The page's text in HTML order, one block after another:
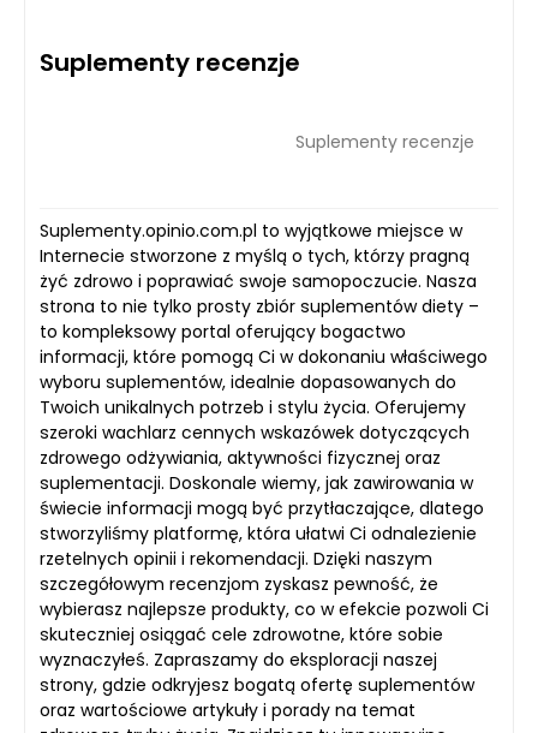
Suplementy recenzje
Suplementy recenzje
Suplementy.opinio.com.pl to wyjątkowe miejsce w
Internecie stworzone z myślą o tych, którzy pragną
żyć zdrowo i poprawiać swoje samopoczucie. Nasza
strona to nie tylko prosty zbiór suplementów diety –
to kompleksowy portal oferujący bogactwo
informacji, które pomogą Ci w dokonaniu właściwego
wyboru suplementów, idealnie dopasowanych do
Twoich unikalnych potrzeb i stylu życia. Oferujemy
szeroki wachlarz cennych wskazówek dotyczących
zdrowego odżywiania, aktywności fizycznej oraz
suplementacji. Doskonale wiemy, jak zawirowania w
świecie informacji mogą być przytłaczające, dlatego
stworzyliśmy platformę, która ułatwi Ci odnalezienie
rzetelnych opinii i rekomendacji. Dzięki naszym
szczegółowym recenzjom zyskasz pewność, że
wybierasz najlepsze produkty, co w efekcie pozwoli Ci
skuteczniej osiągać cele zdrowotne, które sobie
wyznaczyłeś. Zapraszamy do eksploracji naszej
strony, gdzie odkryjesz bogatą ofertę suplementów
oraz wartościowe artykuły i porady na temat